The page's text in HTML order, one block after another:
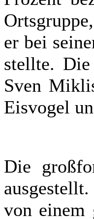
er bei
stellte.
Sven
Eisvogel
Die
von einem